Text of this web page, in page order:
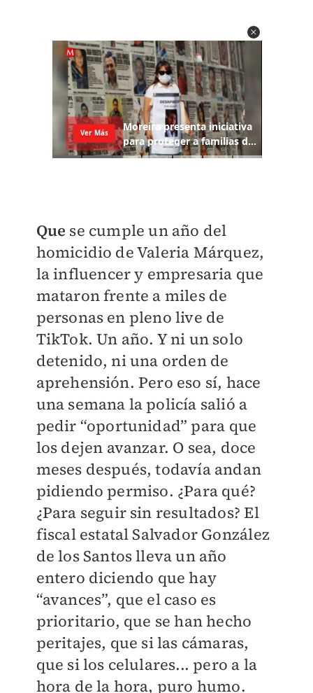
Que se cumple un año del
homicidio de Valeria Márquez,
la influencer y empresaria que
mataron frente a miles de
personas en pleno live de
TikTok. Un año. Y ni un solo
detenido, ni una orden de
aprehensión. Pero eso sí, hace
una semana la policía salió a
pedir “oportunidad” para que
los dejen avanzar. O sea, doce
meses después, todavía andan
pidiendo permiso. ¿Para qué?
¿Para seguir sin resultados? El
fiscal estatal Salvador González
de los Santos lleva un año
entero diciendo que hay
“avances”, que el caso es
prioritario, que se han hecho
peritajes, que si las cámaras,
que si los celulares... pero a la
hora de la hora, puro humo.